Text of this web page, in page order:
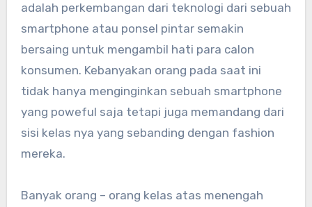
adalah perkembangan dari teknologi dari sebuah
smartphone atau ponsel pintar semakin
bersaing untuk mengambil hati para calon
konsumen. Kebanyakan orang pada saat ini
tidak hanya menginginkan sebuah smartphone
yang poweful saja tetapi juga memandang dari
sisi kelas nya yang sebanding dengan fashion
mereka.
Banyak orang – orang kelas atas menengah